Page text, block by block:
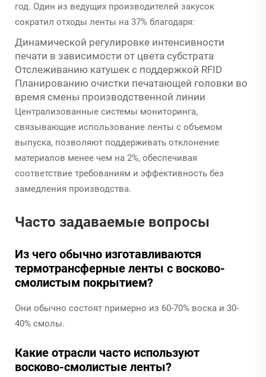
год. Один из ведущих производителей закусок
сократил отходы ленты на 37% благодаря:
Динамической регулировке интенсивности
печати в зависимости от цвета субстрата
Отслеживанию катушек с поддержкой RFID
Планированию очистки печатающей головки во
время смены производственной линии
Централизованные системы мониторинга,
связывающие использование ленты с объемом
выпуска, позволяют поддерживать отклонение
материалов менее чем на 2%, обеспечивая
соответствие требованиям и эффективность без
замедления производства.
Часто задаваемые вопросы
Из чего обычно изготавливаются
термотрансферные ленты с восково-
смолистым покрытием?
Они обычно состоят примерно из 60-70% воска и 30-
40% смолы.
Какие отрасли часто используют
восково-смолистые ленты?